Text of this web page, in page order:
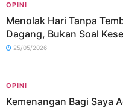
OPINI
Menolak Hari Tanpa
Dagang, Bukan Soal
25/05/2026
OPINI
Kemenangan Bagi Saya